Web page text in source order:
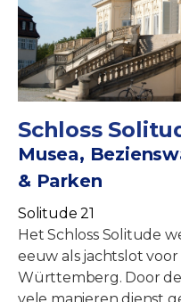
Schloss
Musea,
& Parken
Solitude 21
Het Schloss Solitude
eeuw als jachtslot
Württemberg. Door
vele manieren dienst